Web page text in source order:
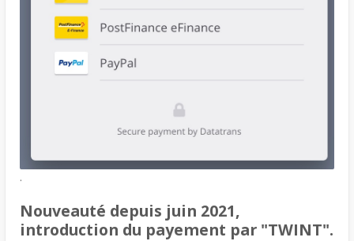
.
Nouveauté depuis juin 2021,
introduction du payement par "TWINT".